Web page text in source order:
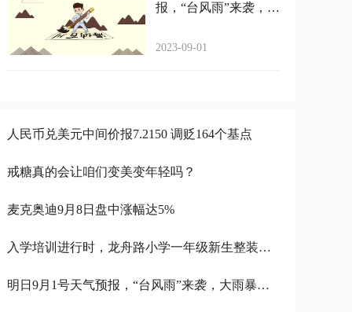
报，“台风雨”来袭，大
2023-09-01
人民币兑美元中间价报7.2150 调贬164个基点
戒糖真的会让咱们变美变年轻吗？
麦克奥迪9月8日盘中涨幅达5%
入学培训进行时，龙舟路小学一年级新生整装待发！
明日9月1号天气预报，“台风雨”来袭，大雨暴雨分布下列地区